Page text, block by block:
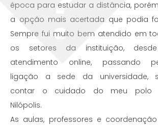
época para estudar a distância,
a opção mais acertada que podia
Sempre fui muito bem atendido em
os setores da instituição,
atendimento online, passando
ligação a sede da universidade,
contar o cuidado do meu polo
Nilópolis.
As aulas, professores e